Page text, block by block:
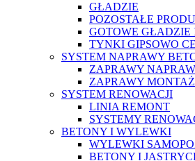
GŁADZIE
POZOSTAŁE
GOTOWE GŁADZIE
TYNKI GIPSOWO
SYSTEM NAPRAWY
ZAPRAWY
ZAPRAWY
SYSTEM RENOWACJI
LINIA REMONT
SYSTEMY
BETONY I WYLEWKI
WYLEWKI
BETONY I